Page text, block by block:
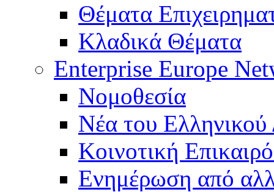
Θέματα
Κλαδικά Θέματα
Enterprise Europe
Νομοθεσία
Νέα του Ελληνικού
Κοινοτική
Ενημέρωση από